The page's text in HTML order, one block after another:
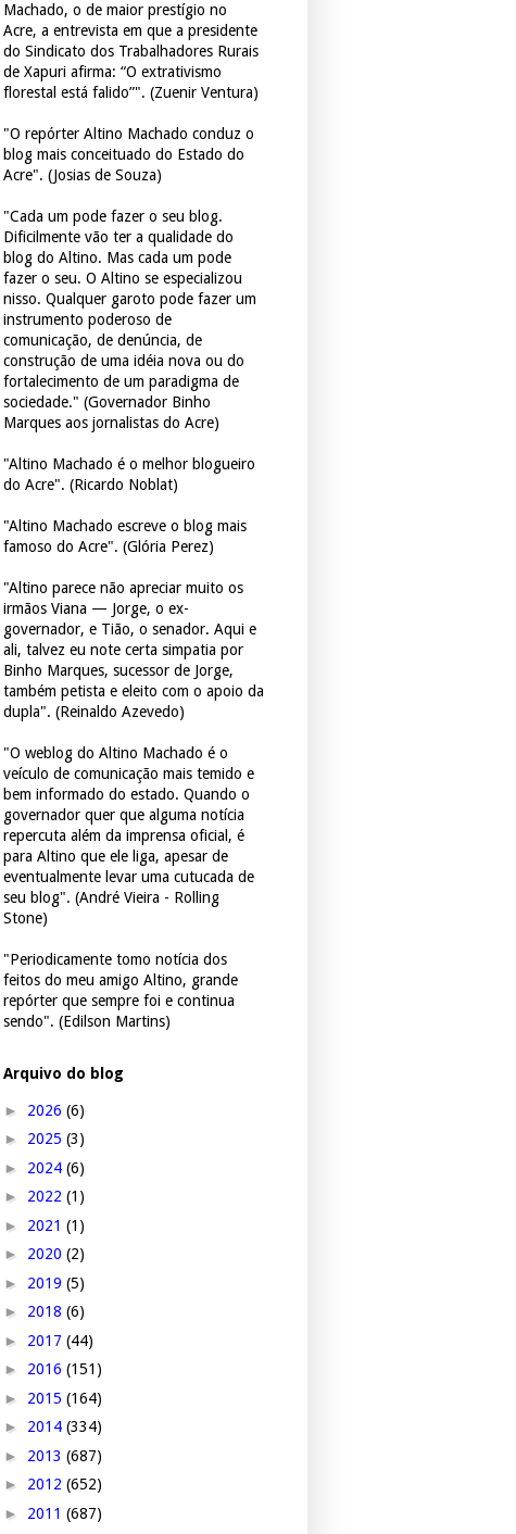
Machado, o de maior prestígio no
Acre, a entrevista em que a presidente
do Sindicato dos Trabalhadores Rurais
de Xapuri afirma: “O extrativismo
florestal está falido”". (Zuenir Ventura)
"O repórter Altino Machado conduz o
blog mais conceituado do Estado do
Acre". (Josias de Souza)
"Cada um pode fazer o seu blog.
Dificilmente vão ter a qualidade do
blog do Altino. Mas cada um pode
fazer o seu. O Altino se especializou
nisso. Qualquer garoto pode fazer um
instrumento poderoso de
comunicação, de denúncia, de
construção de uma idéia nova ou do
fortalecimento de um paradigma de
sociedade." (Governador Binho
Marques aos jornalistas do Acre)
"Altino Machado é o melhor blogueiro
do Acre". (Ricardo Noblat)
"Altino Machado escreve o blog mais
famoso do Acre". (Glória Perez)
"Altino parece não apreciar muito os
irmãos Viana — Jorge, o ex-
governador, e Tião, o senador. Aqui e
ali, talvez eu note certa simpatia por
Binho Marques, sucessor de Jorge,
também petista e eleito com o apoio da
dupla". (Reinaldo Azevedo)
"O weblog do Altino Machado é o
veículo de comunicação mais temido e
bem informado do estado. Quando o
governador quer que alguma notícia
repercuta além da imprensa oficial, é
para Altino que ele liga, apesar de
eventualmente levar uma cutucada de
seu blog". (André Vieira - Rolling
Stone)
"Periodicamente tomo notícia dos
feitos do meu amigo Altino, grande
repórter que sempre foi e continua
sendo". (Edilson Martins)
Arquivo do blog
► 2026 (6)
► 2025 (3)
► 2024 (6)
► 2022 (1)
► 2021 (1)
► 2020 (2)
► 2019 (5)
► 2018 (6)
► 2017 (44)
► 2016 (151)
► 2015 (164)
► 2014 (334)
► 2013 (687)
► 2012 (652)
► 2011 (687)